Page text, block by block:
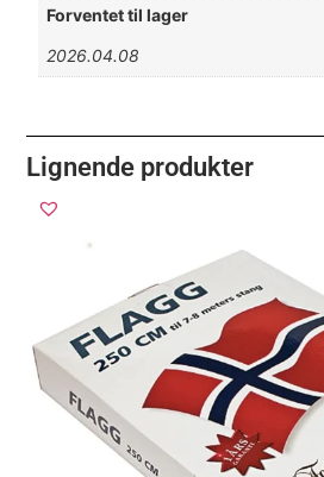
Forventet til lager
2026.04.08
Lignende produkter